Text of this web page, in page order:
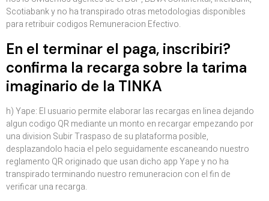
Scotiabank y no ha transpirado otras metodologias disponibles
para retribuir codigos Remuneracion Efectivo.
En el terminar el paga, inscribiri?
confirma la recarga sobre la tarima
imaginario de la TINKA
h) Yape: El usuario permite elaborar las recargas en linea dejando
algun codigo QR mediante un monto en recargar empezando por
una division Subir Traspaso de su plataforma posible,
desplazandolo hacia el pelo seguidamente escaneando nuestro
reglamento QR originado que usan dicho app Yape y no ha
transpirado terminando nuestro remuneracion con el fin de
verificar una recarga.